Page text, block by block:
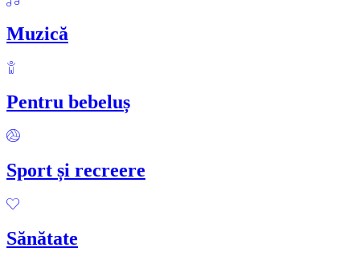
Muzică
Pentru bebeluș
Sport și recreere
Sănătate